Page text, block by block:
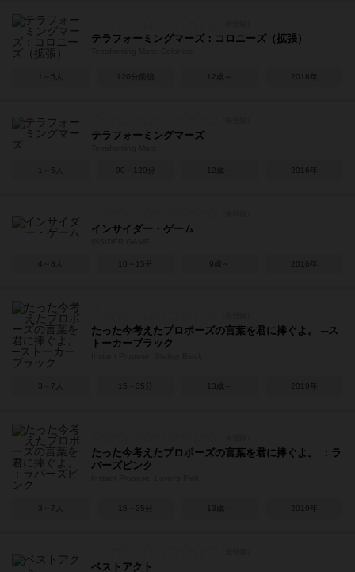
テラフォーミングマーズ：コロニーズ（拡張）
1～5人 120分前後 12歳～ 2018年
テラフォーミングマーズ
1～5人 90～120分 12歳～ 2016年
インサイダー・ゲーム
4～8人 10～15分 9歳～ 2016年
たった今考えたプロポーズの言葉を君に捧ぐよ。 ─ス
トーカーブラック─
3～7人 15～35分 13歳～ 2019年
たった今考えたプロポーズの言葉を君に捧ぐよ。 ：ラ
バーズピンク
3～7人 15～35分 13歳～ 2019年
ベストアクト